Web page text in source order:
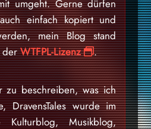
umgeht. Gerne dürfen
einfach kopiert und
mein Blog stand
derWTFPL-Lizenz .
zu beschreiben, was ich
DravensTales wurde im
Musikblog,